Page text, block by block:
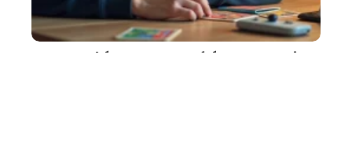
Type Psy Pokémon : erreurs fréquentes qui